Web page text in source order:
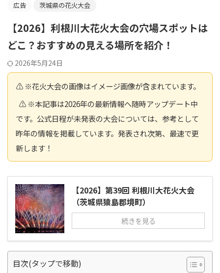
広告
茨城県の花火大会
【2026】利根川大花火大会の穴場スポットは
どこ？おすすめの見える場所を紹介！
2026年5月24日
⚠️ ※花火大会の画像はイメージ画像が含まれています。
⚠️ ※本記事は2026年の最新情報へ随時アップデート中
です。公式日程が未発表の大会については、参考として
昨年の情報を掲載しています。発表され次第、最速で更
新します！
【2026】第39回 利根川大花火大会
（茨城県猿島郡境町）
続きを見る
目次(タップで移動)